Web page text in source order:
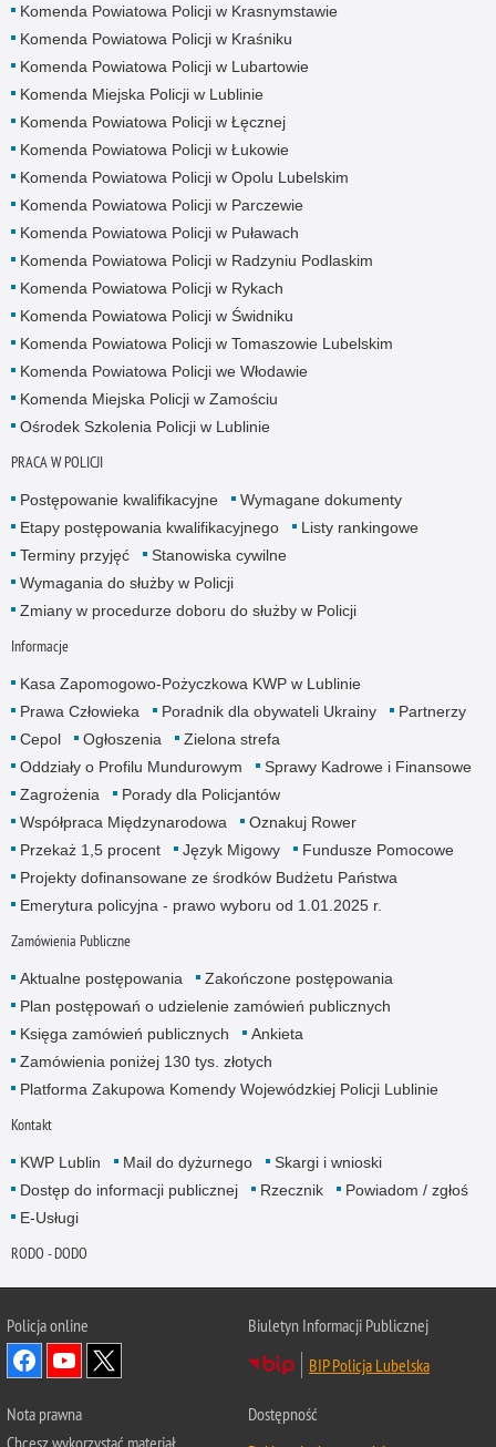
Komenda Powiatowa Policji w Krasnymstawie
Komenda Powiatowa Policji w Kraśniku
Komenda Powiatowa Policji w Lubartowie
Komenda Miejska Policji w Lublinie
Komenda Powiatowa Policji w Łęcznej
Komenda Powiatowa Policji w Łukowie
Komenda Powiatowa Policji w Opolu Lubelskim
Komenda Powiatowa Policji w Parczewie
Komenda Powiatowa Policji w Puławach
Komenda Powiatowa Policji w Radzyniu Podlaskim
Komenda Powiatowa Policji w Rykach
Komenda Powiatowa Policji w Świdniku
Komenda Powiatowa Policji w Tomaszowie Lubelskim
Komenda Powiatowa Policji we Włodawie
Komenda Miejska Policji w Zamościu
Ośrodek Szkolenia Policji w Lublinie
PRACA W POLICJI
Postępowanie kwalifikacyjne
Wymagane dokumenty
Etapy postępowania kwalifikacyjnego
Listy rankingowe
Terminy przyjęć
Stanowiska cywilne
Wymagania do służby w Policji
Zmiany w procedurze doboru do służby w Policji
Informacje
Kasa Zapomogowo-Pożyczkowa KWP w Lublinie
Prawa Człowieka
Poradnik dla obywateli Ukrainy
Partnerzy
Cepol
Ogłoszenia
Zielona strefa
Oddziały o Profilu Mundurowym
Sprawy Kadrowe i Finansowe
Zagrożenia
Porady dla Policjantów
Współpraca Międzynarodowa
Oznakuj Rower
Przekaż 1,5 procent
Język Migowy
Fundusze Pomocowe
Projekty dofinansowane ze środków Budżetu Państwa
Emerytura policyjna - prawo wyboru od 1.01.2025 r.
Zamówienia Publiczne
Aktualne postępowania
Zakończone postępowania
Plan postępowań o udzielenie zamówień publicznych
Księga zamówień publicznych
Ankieta
Zamówienia poniżej 130 tys. złotych
Platforma Zakupowa Komendy Wojewódzkiej Policji Lublinie
Kontakt
KWP Lublin Mail do dyżurnego
Skargi i wnioski
Dostęp do informacji publicznej
Rzecznik
Powiadom / zgłoś
E-Usługi
RODO - DODO
Policja online
Biuletyn Informacji Publicznej
BIP Policja Lubelska
Nota prawna
Dostępność